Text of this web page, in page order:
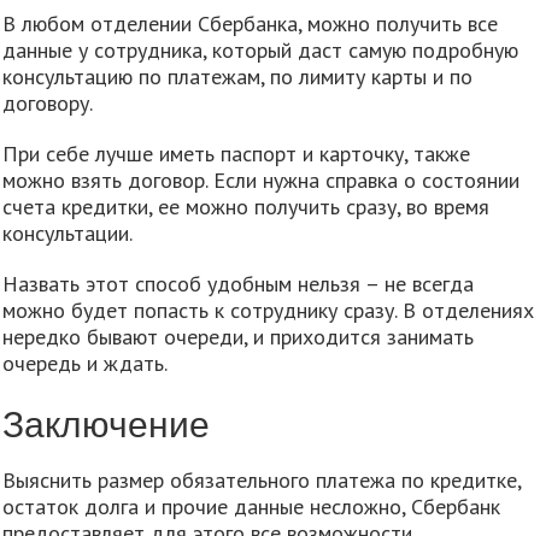
В любом отделении Сбербанка, можно получить все
данные у сотрудника, который даст самую подробную
консультацию по платежам, по лимиту карты и по
договору.
При себе лучше иметь паспорт и карточку, также
можно взять договор. Если нужна справка о состоянии
счета кредитки, ее можно получить сразу, во время
консультации.
Назвать этот способ удобным нельзя – не всегда
можно будет попасть к сотруднику сразу. В отделениях
нередко бывают очереди, и приходится занимать
очередь и ждать.
Заключение
Выяснить размер обязательного платежа по кредитке,
остаток долга и прочие данные несложно, Сбербанк